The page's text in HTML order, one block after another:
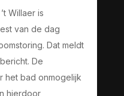
Willaer is
van de dag
Dat meldt
De
het bad onmogelijk
hierdoor